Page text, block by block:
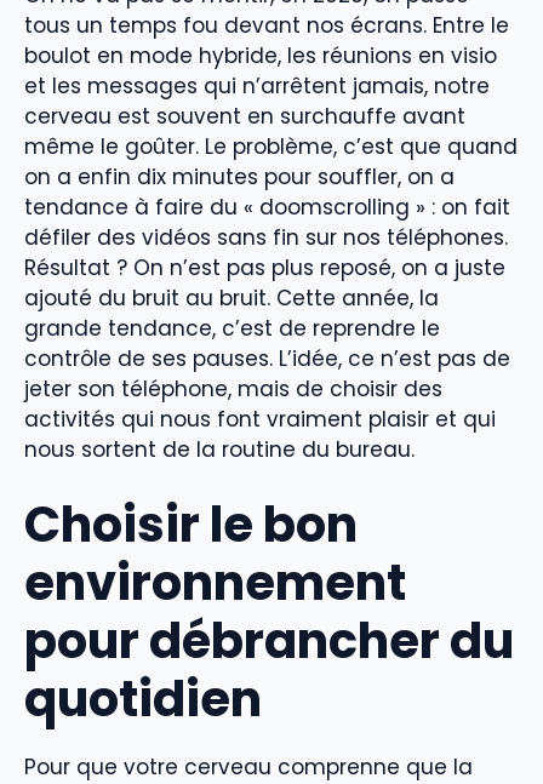
tous un temps fou devant nos écrans. Entre le
boulot en mode hybride, les réunions en visio
et les messages qui n’arrêtent jamais, notre
cerveau est souvent en surchauffe avant
même le goûter. Le problème, c’est que quand
on a enfin dix minutes pour souffler, on a
tendance à faire du « doomscrolling » : on fait
défiler des vidéos sans fin sur nos téléphones.
Résultat ? On n’est pas plus reposé, on a juste
ajouté du bruit au bruit. Cette année, la
grande tendance, c’est de reprendre le
contrôle de ses pauses. L’idée, ce n’est pas de
jeter son téléphone, mais de choisir des
activités qui nous font vraiment plaisir et qui
nous sortent de la routine du bureau.
Choisir le bon
environnement
pour débrancher du
quotidien
Pour que votre cerveau comprenne que la